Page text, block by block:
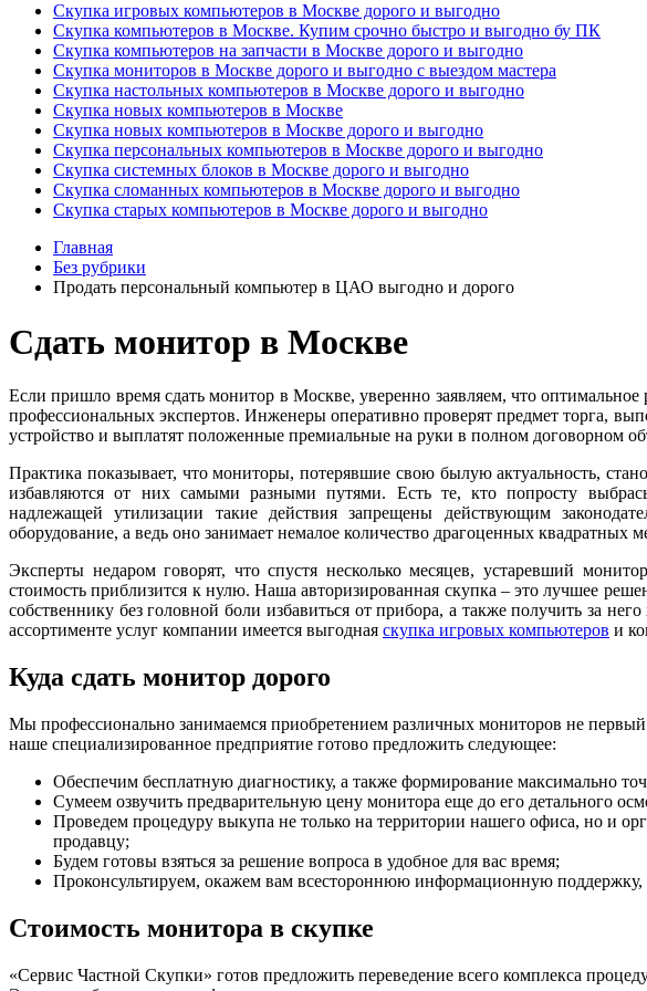
Скупка игровых компьютеров в Москве дорого и выгодно
Скупка компьютеров в Москве. Купим срочно быстро и выгодно бу ПК
Скупка компьютеров на запчасти в Москве дорого и выгодно
Скупка мониторов в Москве дорого и выгодно с выездом мастера
Скупка настольных компьютеров в Москве дорого и выгодно
Скупка новых компьютеров в Москве
Скупка новых компьютеров в Москве дорого и выгодно
Скупка персональных компьютеров в Москве дорого и выгодно
Скупка системных блоков в Москве дорого и выгодно
Скупка сломанных компьютеров в Москве дорого и выгодно
Скупка старых компьютеров в Москве дорого и выгодно
Главная
Без рубрики
Продать персональный компьютер в ЦАО выгодно и дорого
Сдать монитор в Москве
Если пришло время сдать монитор в Москве, уверенно заявляем, что
профессиональных экспертов. Инженеры оперативно проверят предмет торга,
устройство и выплатят положенные премиальные на руки в полном договорном
Практика показывает, что мониторы, потерявшие свою былую актуальность,
избавляются от них самыми разными путями. Есть те, кто попросту
надлежащей утилизации такие действия запрещены действующим
оборудование, а ведь оно занимает немалое количество драгоценных квадратных
Эксперты недаром говорят, что спустя несколько месяцев, устаревший
стоимость приблизится к нулю. Наша авторизированная скупка – это лучшее
собственнику без головной боли избавиться от прибора, а также получить за
ассортименте услуг компании имеется выгодная скупка игровых компьютеров и
Куда сдать монитор дорого
Мы профессионально занимаемся приобретением различных мониторов не
наше специализированное предприятие готово предложить следующее:
Обеспечим бесплатную диагностику, а также формирование максимально
Сумеем озвучить предварительную цену монитора еще до его детального
Проведем процедуру выкупа не только на территории нашего офиса, но и
продавцу;
Будем готовы взяться за решение вопроса в удобное для вас время;
Проконсультируем, окажем вам всестороннюю информационную поддержку,
Стоимость монитора в скупке
«Сервис Частной Скупки» готов предложить переведение всего комплекса